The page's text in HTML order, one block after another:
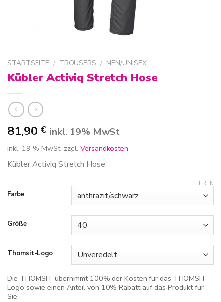
STARTSEITE / TROUSERS / MEN/UNISEX
Kübler Activiq Stretch Hose
81,90 € inkl. 19% MwSt
inkl. 19 % MwSt. zzgl. Versandkosten
Kübler Activiq Stretch Hose
Farbe
Größe
Thomsit-Logo
LEEREN
Die THOMSIT übernimmt 100% der Kosten für das THOMSIT-
Logo sowie einen Anteil von 10% Rabatt auf das Produkt für
Sie.